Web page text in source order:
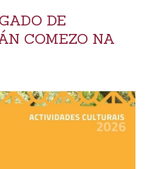
DE
COMEZO NA